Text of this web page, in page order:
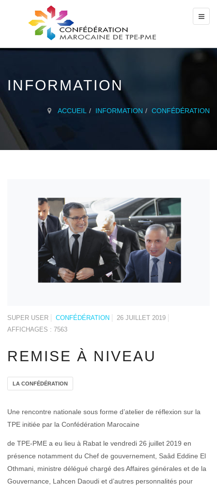
INFORMATION
ACCUEIL INFORMATION CONFÉDÉRATION
SUPER USER CONFÉDÉRATION
26 JUILLET 2019
AFFICHAGES : 7563
REMISE À NIVEAU
LA CONFÉDÉRATION
Une rencontre nationale sous forme d’atelier de réflexion sur la
TPE initiée par la Confédération Marocaine
de TPE-PME a eu lieu à Rabat le vendredi 26 juillet 2019 en
présence notamment du Chef de gouvernement, Saâd Eddine El
Othmani, ministre délégué chargé des Affaires générales et de la
Gouvernance, Lahcen Daoudi et d’autres personnalités pour